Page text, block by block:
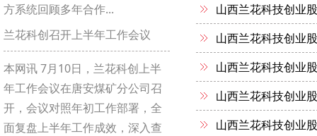
方系统回顾多年合作...
兰花科创召开上半年工作会议
本网讯 7月10日，兰花科创上半
年工作会议在唐安煤矿分公司召
开，会议对照年初工作部署，全
面复盘上半年工作成效，深入查
山西兰花科技创业
山西兰花科技创业
山西兰花科技创业
山西兰花科技创业
山西兰花科技创业